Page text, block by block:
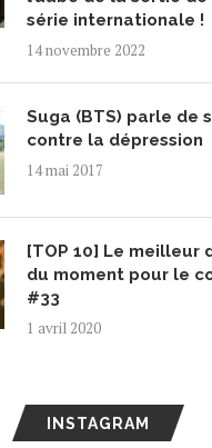
série internationale !
14 novembre 2022
Suga (BTS) parle de
contre la dépression
14 mai 2017
[TOP 10] Le meilleur
du moment pour le
#33
1 avril 2020
INSTAGRAM